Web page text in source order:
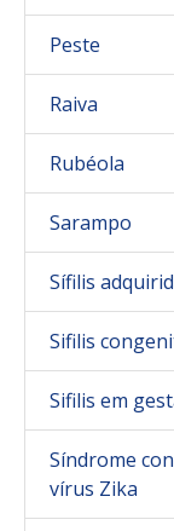
Peste
Raiva
Rubéola
Sarampo
Sífilis
Sifilis
Sifilis em
Síndrome
vírus Zika